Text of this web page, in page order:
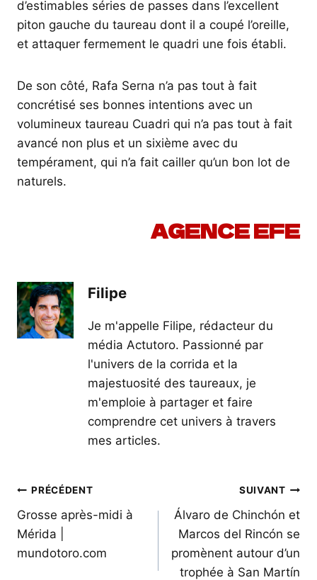
d’estimables séries de passes dans l’excellent
piton gauche du taureau dont il a coupé l’oreille,
et attaquer fermement le quadri une fois établi.
De son côté, Rafa Serna n’a pas tout à fait
concrétisé ses bonnes intentions avec un
volumineux taureau Cuadri qui n’a pas tout à fait
avancé non plus et un sixième avec du
tempérament, qui n’a fait cailler qu’un bon lot de
naturels.
AGENCE EFE
Filipe
Je m'appelle Filipe, rédacteur du
média Actutoro. Passionné par
l'univers de la corrida et la
majestuosité des taureaux, je
m'emploie à partager et faire
comprendre cet univers à travers
mes articles.
Navigation
de
l’article
PRÉCÉDENT
Grosse après-midi à
Mérida |
mundotoro.com
SUIVANT
Álvaro de Chinchón et
Marcos del Rincón se
promènent autour d’un
trophée à San Martín